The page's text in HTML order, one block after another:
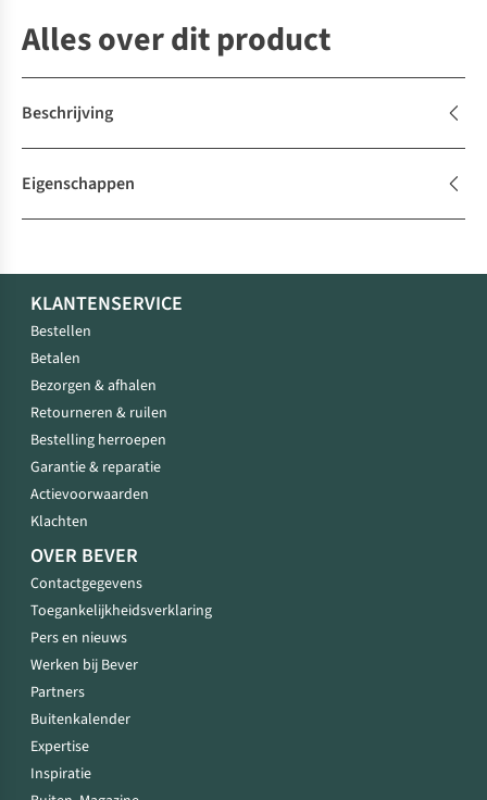
Alles over dit product
Beschrijving
Eigenschappen
KLANTENSERVICE
Bestellen
Betalen
Bezorgen & afhalen
Retourneren & ruilen
Bestelling herroepen
Garantie & reparatie
Actievoorwaarden
Klachten
OVER BEVER
Contactgegevens
Toegankelijkheidsverklaring
Pers en nieuws
Werken bij Bever
Partners
Buitenkalender
Expertise
Inspiratie